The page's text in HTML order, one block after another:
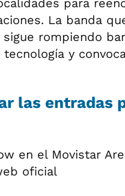
para
La banda
rompiendo
y
las entradas
en el Movistar
oficial